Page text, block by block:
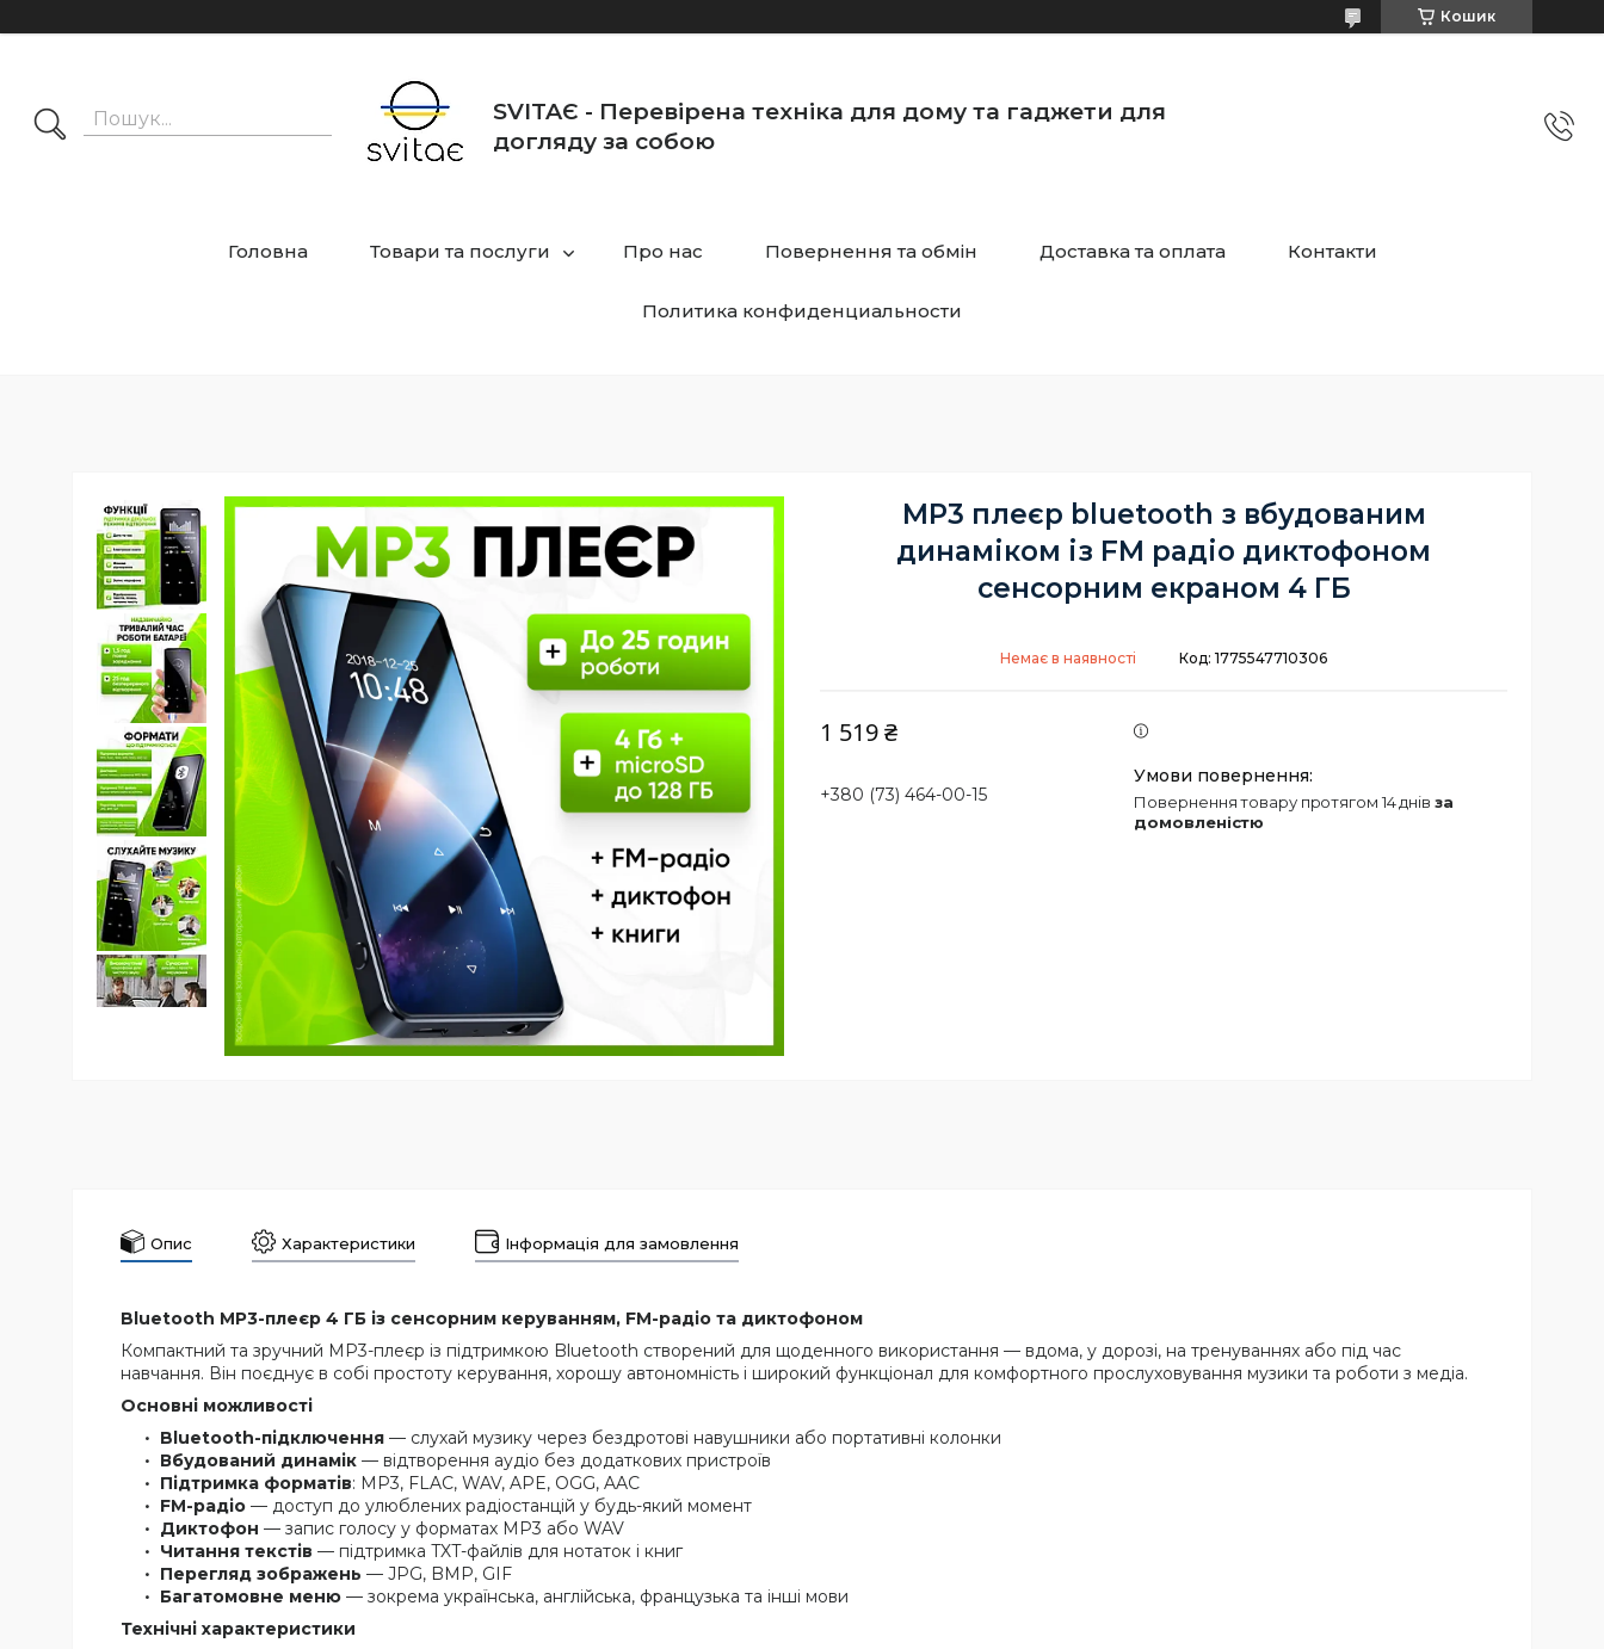
Кошик
SVITAЄ - Перевірена техніка для дому та гаджети для
догляду за собою
Головна Товари та послуги Про нас Повернення та обмін Доставка та оплата Контакти
Политика конфиденциальности
MP3 плеєр bluetooth з вбудованим
динаміком із FM радіо диктофоном
сенсорним екраном 4 ГБ
Немає в наявності Код: 1775547710306
1 519 ₴
+380 (73) 464-00-15 повернення товару протягом 14 днів за
домовленістю
Опис Характеристики Інформація для замовлення
Bluetooth MP3-плеєр 4 ГБ із сенсорним керуванням, FM-радіо та диктофоном
Компактний та зручний MP3-плеєр із підтримкою Bluetooth створений для щоденного використання — вдома, у дорозі, на тренуваннях або під час
навчання. Він поєднує в собі простоту керування, хорошу автономність і широкий функціонал для комфортного прослуховування музики та роботи з медіа.
Основні можливості
Bluetooth-підключення — слухай музику через бездротові навушники або портативні колонки
Вбудований динамік — відтворення аудіо без додаткових пристроїв
Підтримка форматів: MP3, FLAC, WAV, APE, OGG, AAC
FM-радіо — доступ до улюблених радіостанцій у будь-який момент
Диктофон — запис голосу у форматах MP3 або WAV
Читання текстів — підтримка TXT-файлів для нотаток і книг
Перегляд зображень — JPG, BMP, GIF
Багатомовне меню — зокрема українська, англійська, французька та інші мови
Технічні характеристики